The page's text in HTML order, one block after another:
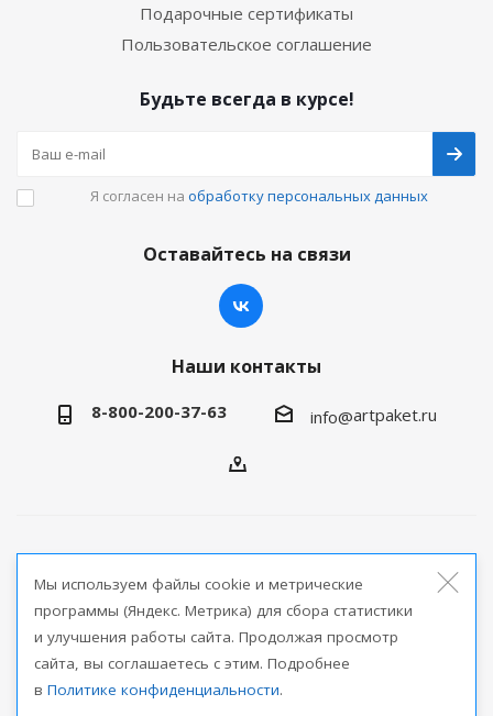
Подарочные сертификаты
Пользовательское соглашение
Будьте всегда в курсе!
Я согласен на обработку персональных данных
Оставайтесь на связи
Наши контакты
8-800-200-37-63 info@artpaket.ru
продукции
Версия для печати
Мы используем файлы cookie и метрические
программы (Яндекс. Метрика) для сбора статистики
и улучшения работы сайта. Продолжая просмотр
сайта, вы соглашаетесь с этим. Подробнее
в Политике конфиденциальности.